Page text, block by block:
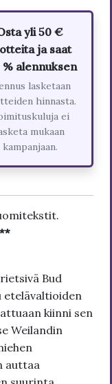
yli 50 €
ja saat
% alennuksen
lasketaan
hinnasta.
ei
mukaan
kampanjaan.
Bud
etelävaltioiden
kiinni sen
Weilandin
auttaa